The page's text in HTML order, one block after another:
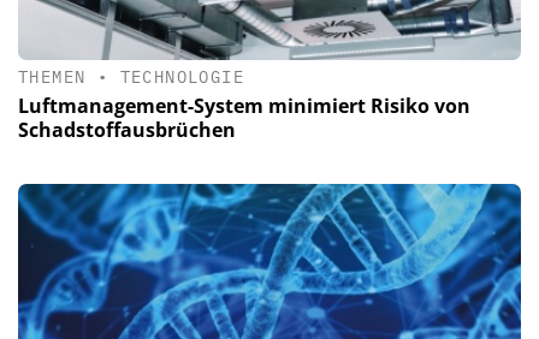
THEMEN • TECHNOLOGIE
Luftmanagement-System minimiert Risiko von
Schadstoffausbrüchen